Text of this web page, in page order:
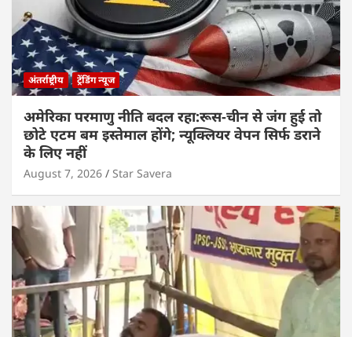
अंतर्राष्ट्रीय ट्रेंडिंग न्यूज
अमेरिका परमाणु नीति बदल रहा:रूस-चीन से जंग हुई तो
छोटे एटम बम इस्तेमाल होंगे; न्यूक्लियर वेपन सिर्फ डराने
के लिए नहीं
August 7, 2026 Star Savera